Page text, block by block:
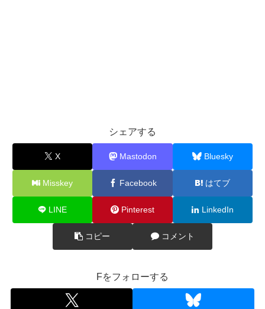
シェアする
X Mastodon Bluesky
Misskey Facebook はてブ
LINE Pinterest LinkedIn
コピー コメント
Fをフォローする